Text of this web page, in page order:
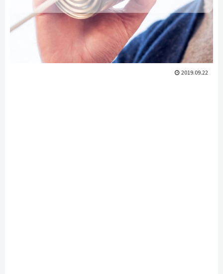
2019.09.22